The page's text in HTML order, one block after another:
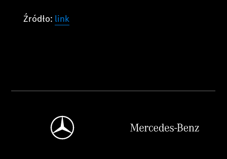
Źródło: link